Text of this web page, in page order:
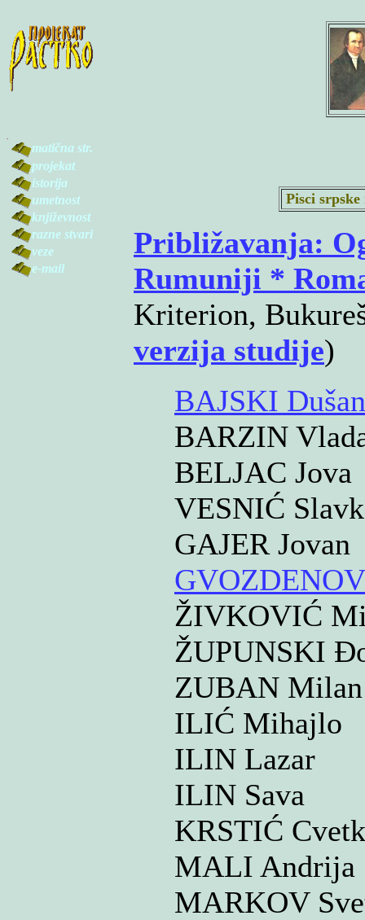
matična str.
projekat
istorija
umetnost
književnost
razne stvari
veze
e-mail
Pisci
Približavanja:
Rumuniji *
Kriterion,
verzija studije)
BAJSKI Dušan
BARZIN
BELJAC Jova
VESNIĆ
GAJER Jovan
ŽIVKOVIĆ
ŽUPUNSKI
ZUBAN Milan
ILIĆ Mihajlo
ILIN Lazar
ILIN Sava
KRSTIĆ
MALI Andrija
MARKOV